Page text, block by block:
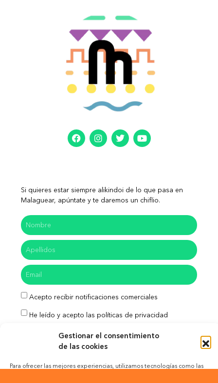
Gestionar el consentimiento
de las cookies
Para ofrecer las mejores experiencias, utilizamos tecnologías como las
Si quieres estar siempre alikindoi de lo que pasa en
Malaguear, apúntate y te daremos un chiflio.
Acepto recibir notificaciones comerciales
He leído y acepto las políticas de privacidad